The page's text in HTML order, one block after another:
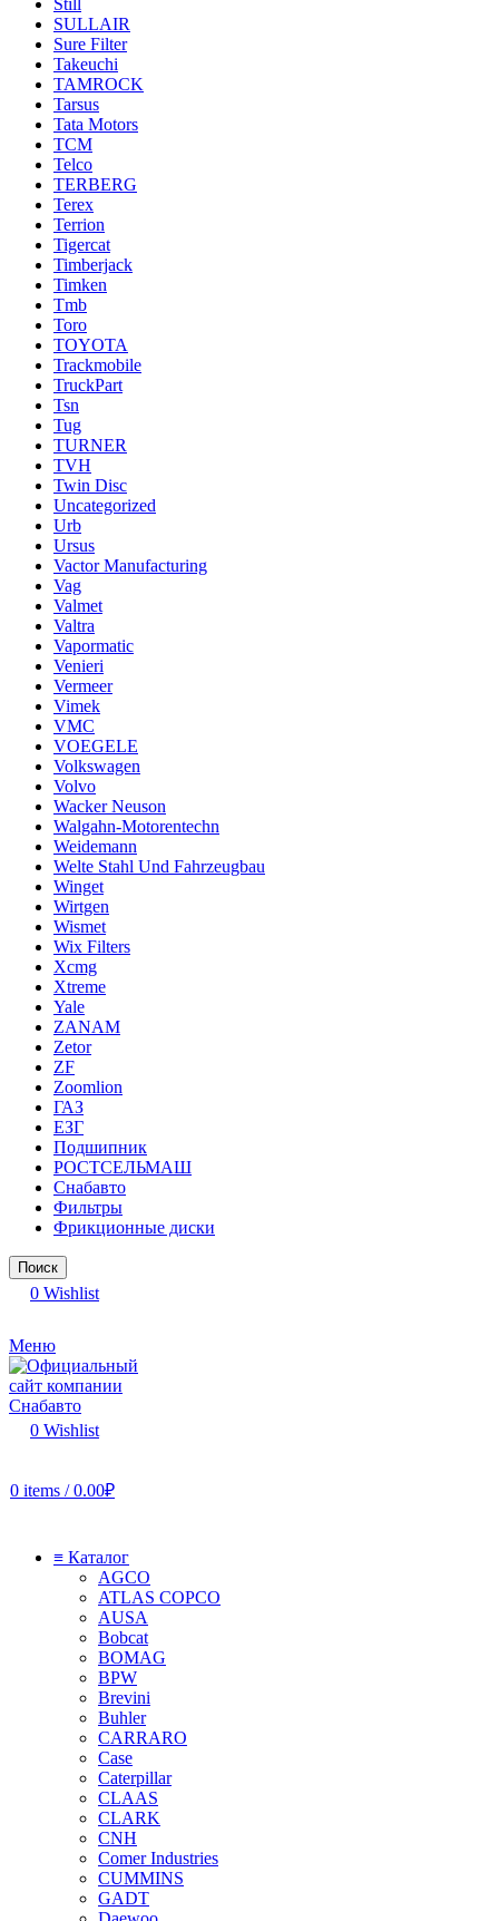
Still
SULLAIR
Sure Filter
Takeuchi
TAMROCK
Tarsus
Tata Motors
TCM
Telco
TERBERG
Terex
Terrion
Tigercat
Timberjack
Timken
Tmb
Toro
TOYOTA
Trackmobile
TruckPart
Tsn
Tug
TURNER
TVH
Twin Disc
Uncategorized
Urb
Ursus
Vactor Manufacturing
Vag
Valmet
Valtra
Vapormatic
Venieri
Vermeer
Vimek
VMC
VOEGELE
Volkswagen
Volvo
Wacker Neuson
Walgahn-Motorentechn
Weidemann
Welte Stahl Und Fahrzeugbau
Winget
Wirtgen
Wismet
Wix Filters
Xcmg
Xtreme
Yale
ZANAM
Zetor
ZF
Zoomlion
ГАЗ
ЕЗГ
Подшипник
РОСТСЕЛЬМАШ
Снабавто
Фильтры
Фрикционные диски
Поиск
0 Wishlist
Меню
0 Wishlist
0 items / 0.00₽
≡ Каталог
AGCO
ATLAS COPCO
AUSA
Bobcat
BOMAG
BPW
Brevini
Buhler
CARRARO
Case
Caterpillar
CLAAS
CLARK
CNH
Comer Industries
CUMMINS
GADT